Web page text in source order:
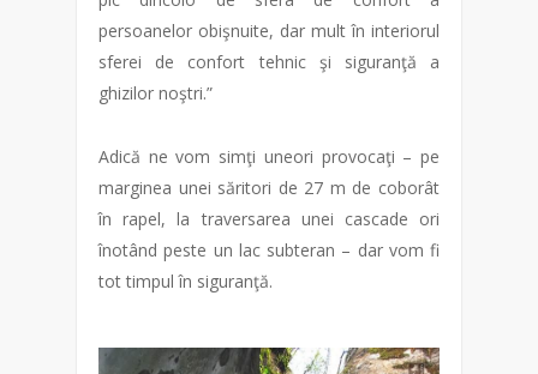
persoanelor obişnuite, dar mult în interiorul
sferei de confort tehnic şi siguranţă a
ghizilor noştri.”
Adică ne vom simţi uneori provocaţi – pe
marginea unei săritori de 27 m de coborât
în rapel, la traversarea unei cascade ori
înotând peste un lac subteran – dar vom fi
tot timpul în siguranţă.